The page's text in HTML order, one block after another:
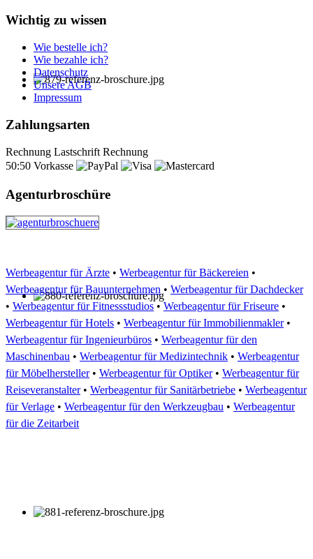
Wichtig zu wissen
Wie bestelle ich?
Wie bezahle ich?
Datenschutz
Unsere AGB
Impressum
Zahlungsarten
Rechnung Lastschrift Rechnung
50:50 Vorkasse
Agenturbroschüre
Werbeagentur für Ärzte • Werbeagentur für Bäckereien •
Werbeagentur für Bauunternehmen • Werbeagentur für Dachdecker
• Werbeagentur für Fitnessstudios • Werbeagentur für Friseure •
Werbeagentur für Hotels • Werbeagentur für Immobilienmakler•
Werbeagentur für Ingenieurbüros • Werbeagentur für den
Maschinenbau • Werbeagentur für Medizintechnik • Werbeagentur
für Möbelhersteller• Werbeagentur für Optiker• Werbeagentur für
Reiseveranstalter• Werbeagentur für Sanitärbetriebe • Werbeagentur
für Verlage • Werbeagentur für den Werkzeugbau • Werbeagentur
für die Zeitarbeit